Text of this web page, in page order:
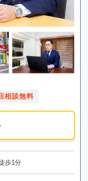
相談無料
歩1分